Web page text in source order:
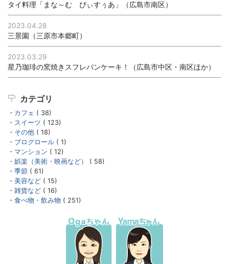
タイ料理「まな～む ぴぃすぅあ」（広島市南区）
2023.04.28
三景園（三原市本郷町）
2023.03.29
星乃珈琲の窯焼きスフレパンケーキ！（広島市中区・南区ほか）
カテゴリ
カフェ ( 38)
スイーツ ( 123)
その他 ( 18)
ブログロール ( 1)
マンション ( 12)
娯楽（美術・映画など）
( 58)
季節 ( 61)
美容など ( 15)
雑貨など ( 16)
食べ物・飲み物 ( 251)